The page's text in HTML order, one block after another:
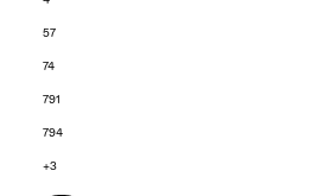
57
74
791
794
+3